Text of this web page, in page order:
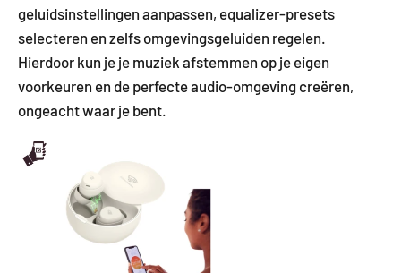
geluidsinstellingen aanpassen, equalizer-presets
selecteren en zelfs omgevingsgeluiden regelen.
Hierdoor kun je je muziek afstemmen op je eigen
voorkeuren en de perfecte audio-omgeving creëren,
ongeacht waar je bent.